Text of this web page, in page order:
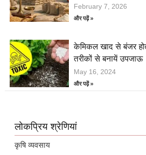
February 7, 2026
और पढ़ें »
केमिकल खाद से बंजर
तरीकों से बनायें उपजाऊ
May 16, 2024
और पढ़ें »
लोकप्रिय श्रेणियां
कृषि व्यवसाय